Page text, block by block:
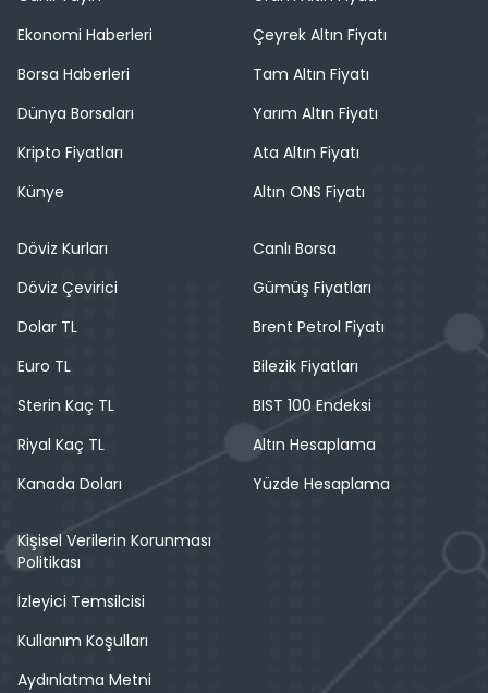
Ekonomi Haberleri
Borsa Haberleri
Dünya Borsaları
Kripto Fiyatları
Künye
Çeyrek Altın Fiyatı
Tam Altın Fiyatı
Yarım Altın Fiyatı
Ata Altın Fiyatı
Altın ONS Fiyatı
Döviz Kurları
Döviz Çevirici
Dolar TL
Euro TL
Sterin Kaç TL
Riyal Kaç TL
Kanada Doları
Canlı Borsa
Gümüş Fiyatları
Brent Petrol Fiyatı
Bilezik Fiyatları
BIST 100 Endeksi
Altın Hesaplama
Yüzde Hesaplama
Kişisel Verilerin Korunması
Politikası
İzleyici Temsilcisi
Kullanım Koşulları
Aydınlatma Metni